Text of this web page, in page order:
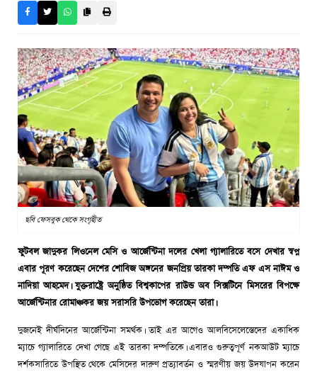
ছবি ফেসবুক থেকে সংগৃহীত
ফুটবল জাদুকর লিওনেল মেসি ও আর্জেন্টিনা দলের খেলা গ্যালারিতে বসে দেখার স্বপ্ন
এবার পূরণ করেছেন দেশের শোবিজ অঙ্গনের জনপ্রিয় তারকা দম্পতি এফ এস নাঈম ও
নাদিয়া আহমেদ। যুক্তরাষ্ট্রে অনুষ্ঠিত বিশ্বকাপের রাউন্ড অব সিক্সটিনে মিসরের বিপক্ষে
আর্জেন্টিনার রোমাঞ্চকর জয় সরাসরি উপভোগ করেছেন তারা।
দুজনেই দীর্ঘদিনের আর্জেন্টিনা সমর্থক। তাই এর আগেও আলবিসেলেস্তেদের একাধিক
ম্যাচে গ্যালারিতে দেখা গেছে এই তারকা দম্পতিকে। এবারও গুরুত্বপূর্ণ নকআউট ম্যাচে
দর্শকসারিতে উপস্থিত থেকে মেসিদের দারুণ প্রত্যাবর্তন ও স্মরণীয় জয় উদযাপন করেন